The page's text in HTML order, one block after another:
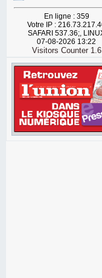
En ligne : 359
Votre IP :
SAFARI 537.36;,
07-08-2026 13:22
Visitors Counter 1.6